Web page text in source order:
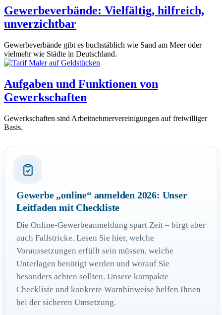
Gewerbeverbände: Vielfältig, hilfreich,
unverzichtbar
Gewerbeverbände gibt es buchstäblich wie Sand am Meer oder
vielmehr wie Städte in Deutschland.
Aufgaben und Funktionen von
Gewerkschaften
Gewerkschaften sind Arbeitnehmervereinigungen auf freiwilliger
Basis.
Gewerbe „online“ anmelden 2026: Unser
Leitfaden mit Checkliste
Die Online-Gewerbeanmeldung spart Zeit – birgt aber
auch Fallstricke. Lesen Sie hier, welche
Voraussetzungen erfüllt sein müssen, welche
Unterlagen benötigt werden und worauf Sie
besonders achten sollten. Unsere kompakte
Checkliste und konkrete Warnhinweise helfen Ihnen
bei der sicheren Umsetzung.